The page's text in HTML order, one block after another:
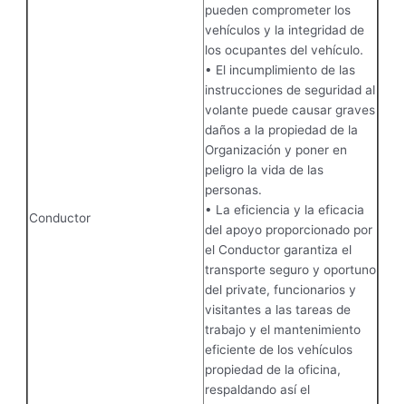
Conductor
pueden comprometer los
vehículos y la integridad de
los ocupantes del vehículo.
• El incumplimiento de las
instrucciones de seguridad al
volante puede causar graves
daños a la propiedad de la
Organización y poner en
peligro la vida de las
personas.
• La eficiencia y la eficacia
del apoyo proporcionado por
el Conductor garantiza el
transporte seguro y oportuno
del private, funcionarios y
visitantes a las tareas de
trabajo y el mantenimiento
eficiente de los vehículos
propiedad de la oficina,
respaldando así el